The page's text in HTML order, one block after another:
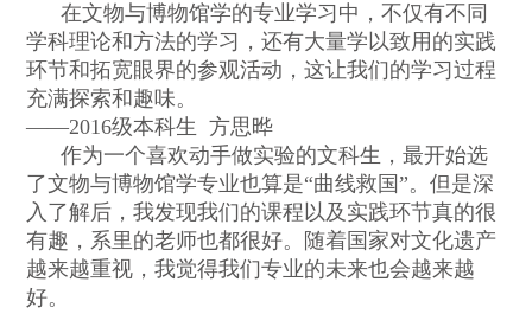
在文物与博物馆学的专业学习中，不仅有不同
学科理论和方法的学习，还有大量学以致用的实践
环节和拓宽眼界的参观活动，这让我们的学习过程
充满探索和趣味。
——2016级本科生
方思晔
作为一个喜欢动手做实验的文科生，最开始选
了文物与博物馆学专业也算是“曲线救国”。但是深
入了解后，我发现我们的课程以及实践环节真的很
有趣，系里的老师也都很好。随着国家对文化遗产
越来越重视，我觉得我们专业的未来也会越来越
好。